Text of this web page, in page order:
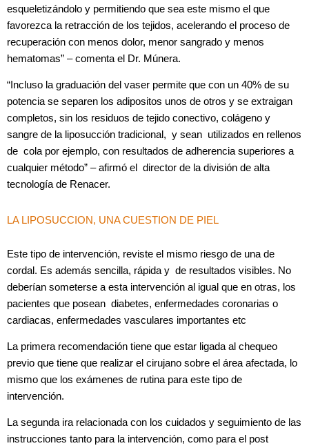
esqueletizándolo y permitiendo que sea este mismo el que
favorezca la retracción de los tejidos, acelerando el proceso de
recuperación con menos dolor, menor sangrado y menos
hematomas” – comenta el Dr. Múnera.
“Incluso la graduación del vaser permite que con un 40% de su
potencia se separen los adipositos unos de otros y se extraigan
completos, sin los residuos de tejido conectivo, colágeno y
sangre de la liposucción tradicional, y sean utilizados en rellenos
de cola por ejemplo, con resultados de adherencia superiores a
cualquier método” – afirmó el director de la división de alta
tecnología de Renacer.
LA LIPOSUCCION, UNA CUESTION DE PIEL
Este tipo de intervención, reviste el mismo riesgo de una de
cordal. Es además sencilla, rápida y de resultados visibles. No
deberían someterse a esta intervención al igual que en otras, los
pacientes que posean diabetes, enfermedades coronarias o
cardiacas, enfermedades vasculares importantes etc
La primera recomendación tiene que estar ligada al chequeo
previo que tiene que realizar el cirujano sobre el área afectada, lo
mismo que los exámenes de rutina para este tipo de
intervención.
La segunda ira relacionada con los cuidados y seguimiento de las
instrucciones tanto para la intervención, como para el post